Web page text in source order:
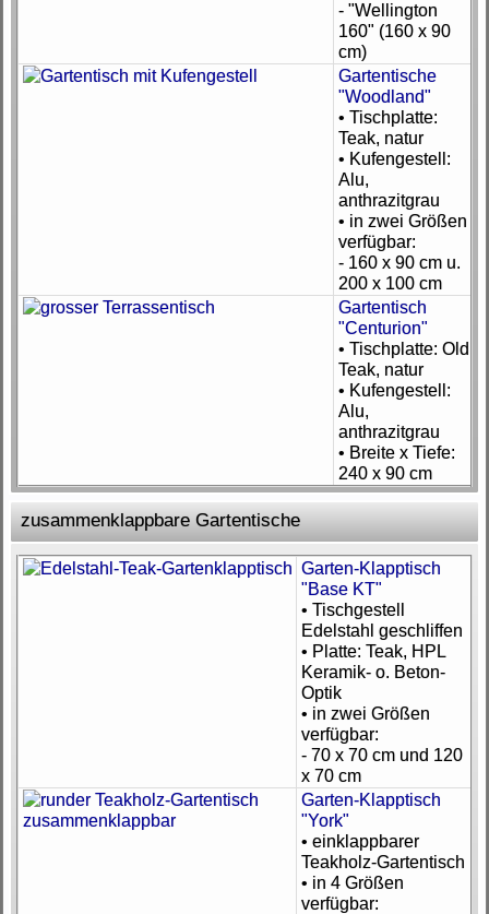
- "Wellington
160" (160 x 90
cm)
Gartentische
"Woodland"
• Tischplatte:
Teak, natur
• Kufengestell:
Alu,
anthrazitgrau
• in zwei Größen
verfügbar:
- 160 x 90 cm u.
200 x 100 cm
Gartentisch
"Centurion"
• Tischplatte: Old
Teak, natur
• Kufengestell:
Alu,
anthrazitgrau
• Breite x Tiefe:
240 x 90 cm
zusammenklappbare Gartentische
Garten-Klapptisch
"Base KT"
• Tischgestell
Edelstahl geschliffen
• Platte: Teak, HPL
Keramik- o. Beton-
Optik
• in zwei Größen
verfügbar:
- 70 x 70 cm und 120
x 70 cm
Garten-Klapptisch
"York"
• einklappbarer
Teakholz-Gartentisch
• in 4 Größen
verfügbar: